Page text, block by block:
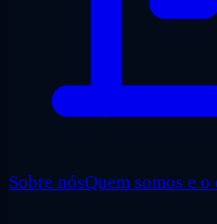
Sobre nósQuem somos e o